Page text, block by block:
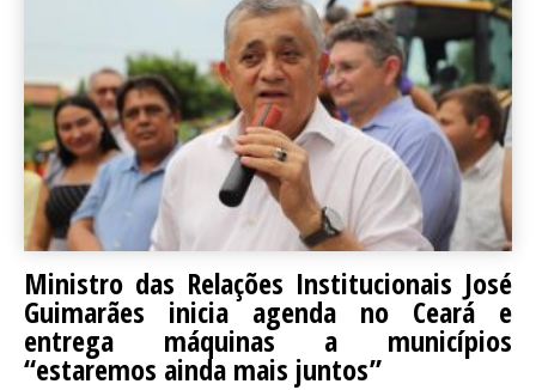
Ministro das Relações Institucionais José
Guimarães inicia agenda no Ceará e
entrega máquinas a municípios
“estaremos ainda mais juntos”